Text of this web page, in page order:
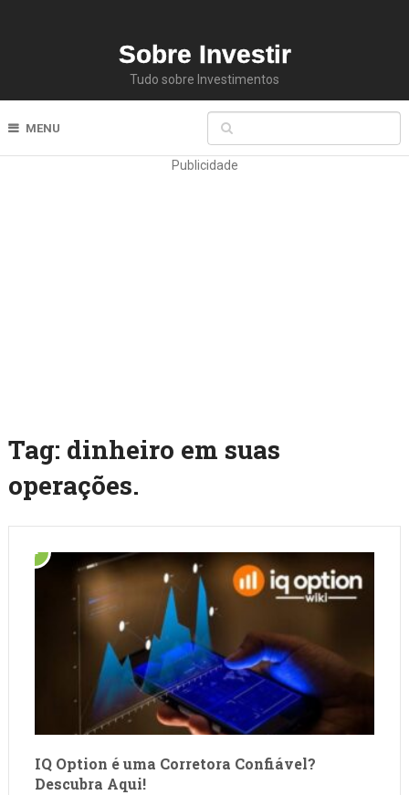
Sobre Investir
Tudo sobre Investimentos
MENU
Publicidade
Tag: dinheiro em suas
operações.
IQ Option é uma Corretora Confiável?
Descubra Aqui!